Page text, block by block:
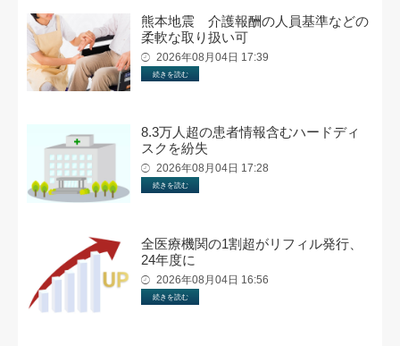
熊本地震 介護報酬の人員基準などの
柔軟な取り扱い可
2026年08月04日 17:39
続きを読む
8.3万人超の患者情報含むハードディ
スクを紛失
2026年08月04日 17:28
続きを読む
全医療機関の1割超がリフィル発行、
24年度に
2026年08月04日 16:56
続きを読む